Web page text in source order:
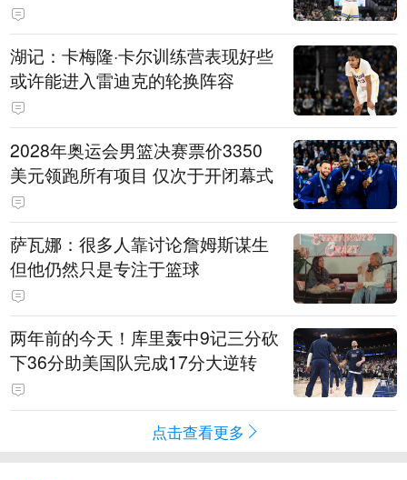
湖记：卡梅隆·卡尔训练营表现好些
或许能进入雷迪克的轮换阵容
2028年奥运会男篮决赛票价3350
美元领跑所有项目 仅次于开闭幕式
萨瓦娜：很多人靠讨论詹姆斯谋生
但他仍然只是专注于篮球
两年前的今天！库里轰中9记三分砍
下36分助美国队完成17分大逆转
点击查看更多